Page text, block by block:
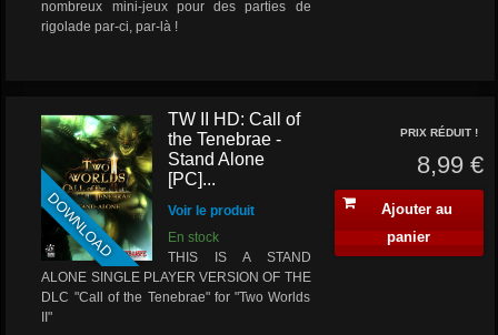
nombreux mini-jeux pour des parties de
rigolade par-ci, par-là !
DOWNLOAD
TW II HD: Call of
the Tenebrae -
Stand Alone
[PC]...
Voir le produit
En stock
THIS IS A STAND
ALONE SINGLE PLAYER VERSION OF THE
DLC "Call of the Tenebrae" for "Two Worlds
II"
PRIX RÉDUIT !
8,99 €
Ajouter au
panier